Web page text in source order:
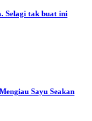
Selagi tak buat ini
Sayu Seakan